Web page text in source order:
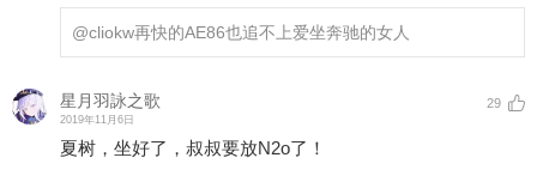
@cliokw再快的AE86也追不上爱坐奔驰的女人
星月羽詠之歌
2019年11月6日
29
夏树，坐好了，叔叔要放N2o了！